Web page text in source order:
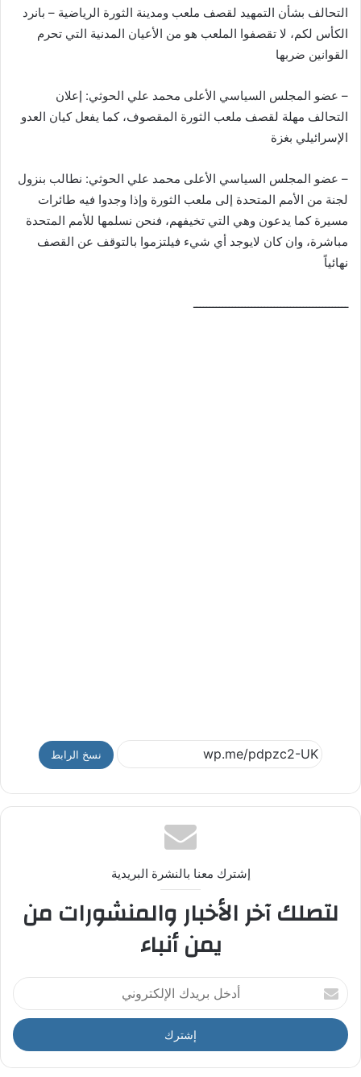
التحالف بشأن التمهيد لقصف ملعب ومدينة الثورة الرياضية – بانرد
الكأس لكم، لا تقصفوا الملعب هو من الأعيان المدنية التي تحرم
القوانين ضربها
– عضو المجلس السياسي الأعلى محمد علي الحوثي: إعلان
التحالف مهلة لقصف ملعب الثورة المقصوف، كما يفعل كيان العدو
الإسرائيلي بغزة
– عضو المجلس السياسي الأعلى محمد علي الحوثي: نطالب بنزول
لجنة من الأمم المتحدة إلى ملعب الثورة وإذا وجدوا فيه طائرات
مسيرة كما يدعون وهي التي تخيفهم، فنحن نسلمها للأمم المتحدة
مباشرة، وان كان لايوجد أي شيء فيلتزموا بالتوقف عن القصف
نهائياً
ــــــــــــــــــــــــــــــــــــــــــــــــ
نسخ الرابط
إشترك معنا بالنشرة البريدية
لتصلك آخر الأخبار والمنشورات من
يمن أنباء
أ
د
خ
ل
ر